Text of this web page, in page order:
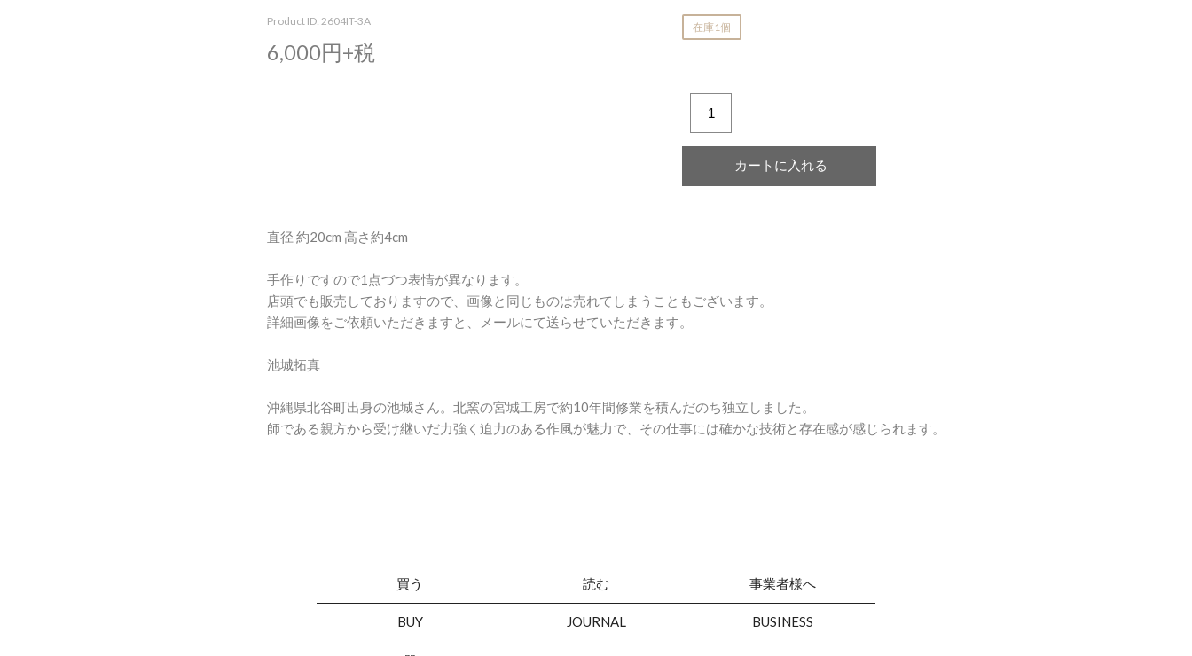
Product ID: 2604IT-3A
6,000円+税
在庫1個
直径 約20cm 高さ約4cm
手作りですので1点づつ表情が異なります。
店頭でも販売しておりますので、画像と同じものは売れてしまうこともございます。
詳細画像をご依頼いただきますと、メールにて送らせていただきます。
池城拓真
沖縄県北谷町出身の池城さん。北窯の宮城工房で約10年間修業を積んだのち独立しました。
師である親方から受け継いだ力強く迫力のある作風が魅力で、その仕事には確かな技術と存在感が感じられます。
買う
BUY
読む
JOURNAL
事業者様へ
BUSINESS